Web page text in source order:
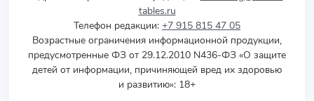
tables.ru
Телефон редакции: +7 915 815 47 05
Возрастные ограничения информационной продукции,
предусмотренные ФЗ от 29.12.2010 N436-ФЗ «О защите
детей от информации, причиняющей вред их здоровью
и развитию»: 18+